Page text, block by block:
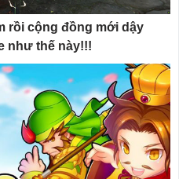
rồi cộng đồng mới dậy
như thế này!!!